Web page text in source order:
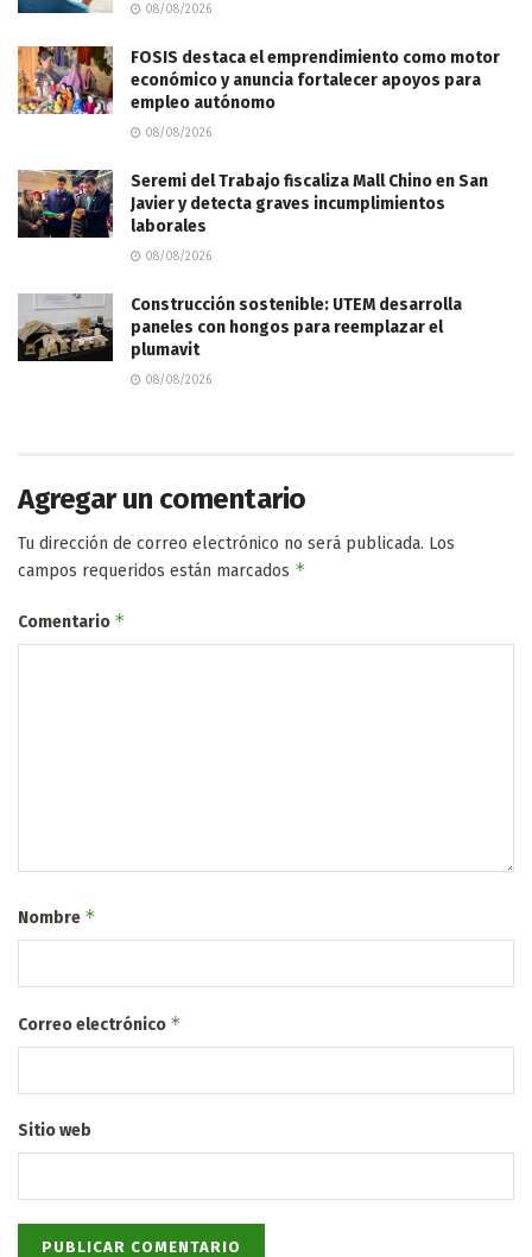
08/08/2026
FOSIS destaca el emprendimiento como motor
económico y anuncia fortalecer apoyos para
empleo autónomo
08/08/2026
Seremi del Trabajo fiscaliza Mall Chino en San
Javier y detecta graves incumplimientos
laborales
08/08/2026
Construcción sostenible: UTEM desarrolla
paneles con hongos para reemplazar el
plumavit
08/08/2026
Agregar un comentario
Tu dirección de correo electrónico no será publicada. Los
campos requeridos están marcados *
Comentario *
Nombre *
Correo electrónico *
Sitio web